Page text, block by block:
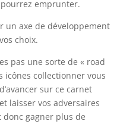
emprunter.
un axe de développement
choix.
pas une sorte de « road
icônes collectionner vous
sur ce carnet
laisser vos adversaires
gagner plus de